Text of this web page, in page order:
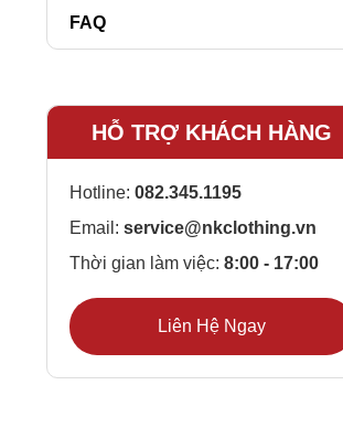
FAQ
HỖ TRỢ KHÁCH HÀNG
Hotline: 082.345.1195
Email: service@nkclothing.vn
Thời gian làm việc: 8:00 - 17:00
Liên Hệ Ngay